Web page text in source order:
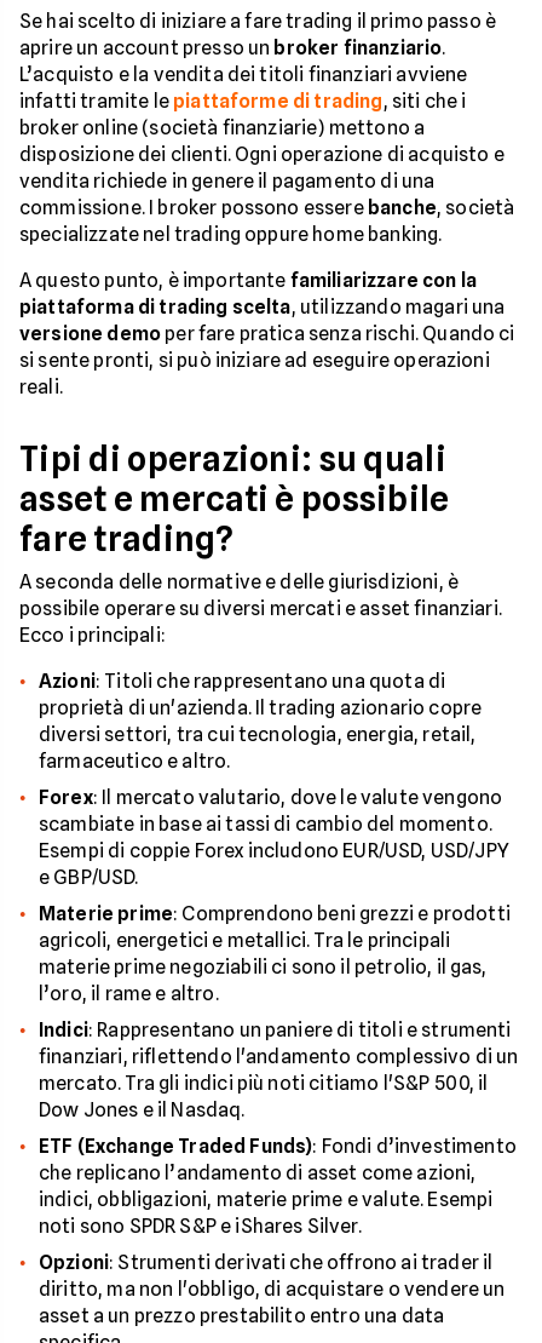
Se hai scelto di iniziare a fare trading il primo passo è
aprire un account presso un broker finanziario.
L’acquisto e la vendita dei titoli finanziari avviene
infatti tramite le piattaforme di trading, siti che i
broker online (società finanziarie) mettono a
disposizione dei clienti. Ogni operazione di acquisto e
vendita richiede in genere il pagamento di una
commissione. I broker possono essere banche, società
specializzate nel trading oppure home banking.
A questo punto, è importante familiarizzare con la
piattaforma di trading scelta, utilizzando magari una
versione demo per fare pratica senza rischi. Quando ci
si sente pronti, si può iniziare ad eseguire operazioni
reali.
Tipi di operazioni: su quali
asset e mercati è possibile
fare trading?
A seconda delle normative e delle giurisdizioni, è
possibile operare su diversi mercati e asset finanziari.
Ecco i principali:
Azioni: Titoli che rappresentano una quota di
proprietà di un'azienda. Il trading azionario copre
diversi settori, tra cui tecnologia, energia, retail,
farmaceutico e altro.
Forex: Il mercato valutario, dove le valute vengono
scambiate in base ai tassi di cambio del momento.
Esempi di coppie Forex includono EUR/USD, USD/JPY
e GBP/USD.
Materie prime: Comprendono beni grezzi e prodotti
agricoli, energetici e metallici. Tra le principali
materie prime negoziabili ci sono il petrolio, il gas,
l’oro, il rame e altro.
Indici: Rappresentano un paniere di titoli e strumenti
finanziari, riflettendo l'andamento complessivo di un
mercato. Tra gli indici più noti citiamo l'S&P 500, il
Dow Jones e il Nasdaq.
ETF (Exchange Traded Funds): Fondi d’investimento
che replicano l’andamento di asset come azioni,
indici, obbligazioni, materie prime e valute. Esempi
noti sono SPDR S&P e iShares Silver.
Opzioni: Strumenti derivati che offrono ai trader il
diritto, ma non l'obbligo, di acquistare o vendere un
asset a un prezzo prestabilito entro una data